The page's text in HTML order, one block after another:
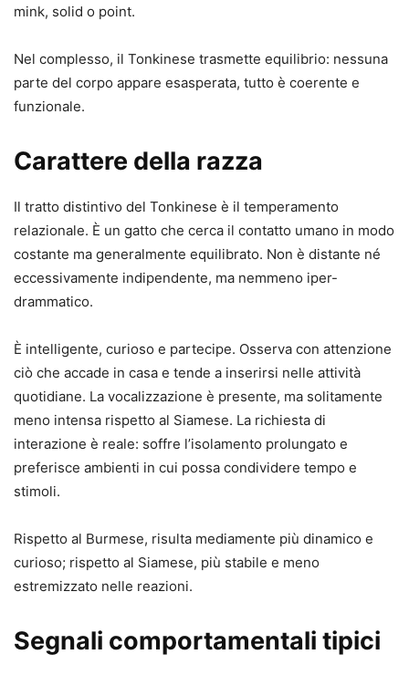
mink, solid o point.
Nel complesso, il Tonkinese trasmette equilibrio: nessuna
parte del corpo appare esasperata, tutto è coerente e
funzionale.
Carattere della razza
Il tratto distintivo del Tonkinese è il temperamento
relazionale. È un gatto che cerca il contatto umano in modo
costante ma generalmente equilibrato. Non è distante né
eccessivamente indipendente, ma nemmeno iper-
drammatico.
È intelligente, curioso e partecipe. Osserva con attenzione
ciò che accade in casa e tende a inserirsi nelle attività
quotidiane. La vocalizzazione è presente, ma solitamente
meno intensa rispetto al Siamese. La richiesta di
interazione è reale: soffre l’isolamento prolungato e
preferisce ambienti in cui possa condividere tempo e
stimoli.
Rispetto al Burmese, risulta mediamente più dinamico e
curioso; rispetto al Siamese, più stabile e meno
estremizzato nelle reazioni.
Segnali comportamentali tipici